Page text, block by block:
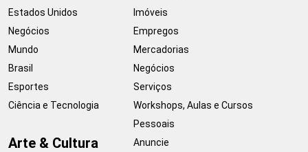
Estados Unidos
Negócios
Mundo
Brasil
Esportes
Ciência e Tecnologia
Arte & Cultura
Imóveis
Empregos
Mercadorias
Negócios
Serviços
Workshops, Aulas e Cursos
Pessoais
Anuncie